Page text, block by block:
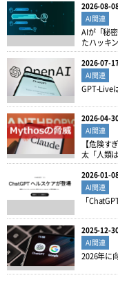
2026-08-
AI関連
AIが「秘
たハッキ
2026-07-
AI関連
GPT-Live
2026-04-
AI関連
【危険
太「人類
2026-01-
AI関連
「
2025-12-
AI関連
2026年に